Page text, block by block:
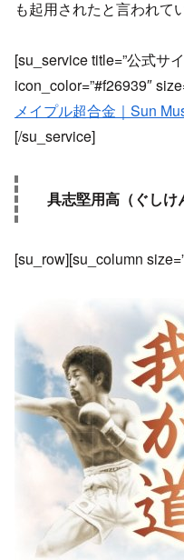
も起用されたと言われて
[su_service title=”公式サ
icon_color=”#f26939″
メイプル超合金｜Sun
[/su_service]
具志堅用高（ぐしけ
[su_row][su_column